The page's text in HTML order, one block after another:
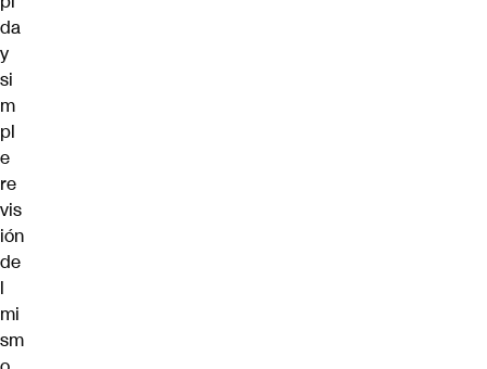
da
y
si
m
pl
e
re
vis
ión
de
l
mi
sm